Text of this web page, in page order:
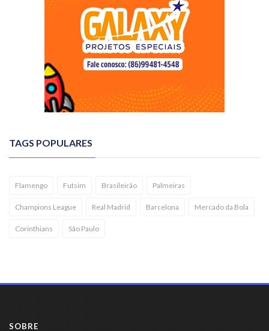
TAGS POPULARES
Flamengo Futsim Brasileirão Palmeiras
Champions League Real Madrid Barcelona Mercado da Bola
Corinthians São Paulo
SOBRE